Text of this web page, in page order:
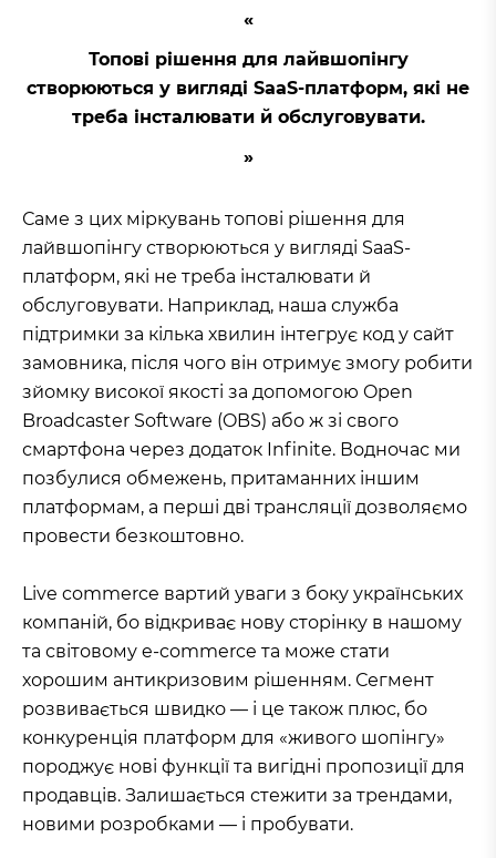
Топові рішення для лайвшопінгу
створюються у вигляді SaaS-платформ, які не
треба інсталювати й обслуговувати.
Саме з цих міркувань топові рішення для
лайвшопінгу створюються у вигляді SaaS-
платформ, які не треба інсталювати й
обслуговувати. Наприклад, наша служба
підтримки за кілька хвилин інтегрує код у сайт
замовника, після чого він отримує змогу робити
зйомку високої якості за допомогою Open
Broadcaster Software (OBS) або ж зі свого
смартфона через додаток Infinite. Водночас ми
позбулися обмежень, притаманних іншим
платформам, а перші дві трансляції дозволяємо
провести безкоштовно.
Live commerce вартий уваги з боку українських
компаній, бо відкриває нову сторінку в нашому
та світовому e-commerce та може стати
хорошим антикризовим рішенням. Сегмент
розвивається швидко — і це також плюс, бо
конкуренція платформ для «живого шопінгу»
породжує нові функції та вигідні пропозиції для
продавців. Залишається стежити за трендами,
новими розробками — і пробувати.